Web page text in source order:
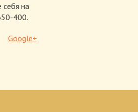
себя на
400.
Google+